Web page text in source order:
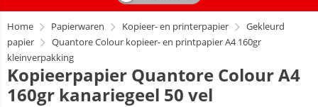
Home Papierwaren Kopieer- en printerpapier
Gekleurd
papier
Quantore Colour kopieer- en printpapier A4 160gr
kleinverpakking
Kopieerpapier Quantore Colour A4
160gr kanariegeel 50 vel